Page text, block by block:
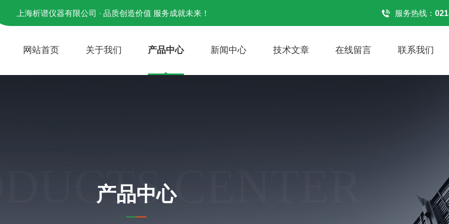
上海析谱仪器有限公司 · 品质创造价值 服务成就未来！ 服务热线：
网站首页 关于我们 产品中心 新闻中心 技术文章 在线留言 联系我们
CENTER
产品中心